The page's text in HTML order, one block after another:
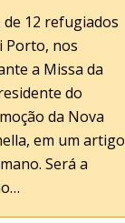
de 12 refugiados
Porto, nos
a Missa da
do
da Nova
em um artigo
Será a